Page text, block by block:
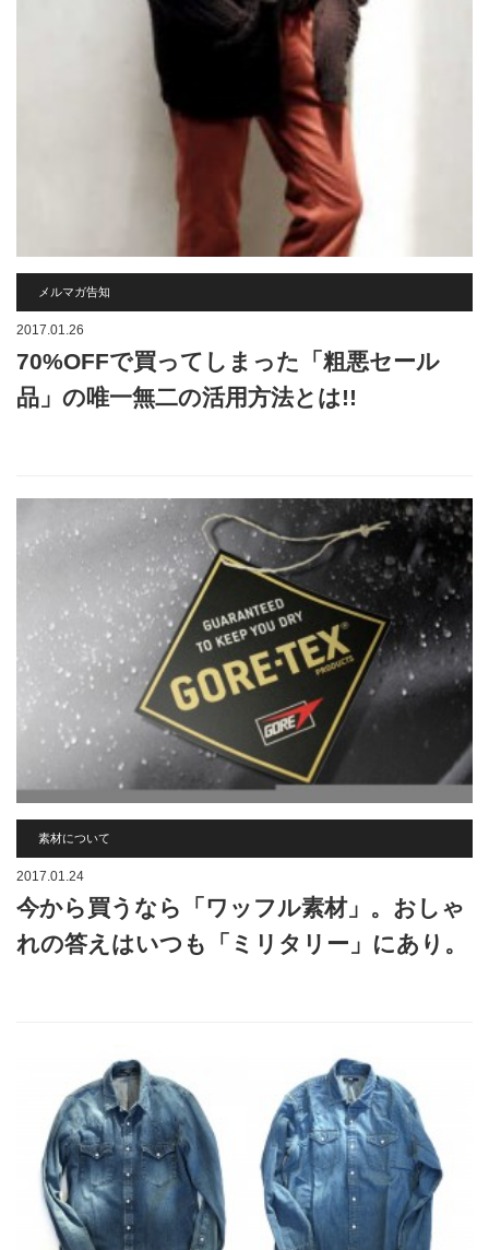
メルマガ告知
2017.01.26
70%OFFで買ってしまった「粗悪セール
品」の唯一無二の活用方法とは!!
素材について
2017.01.24
今から買うなら「ワッフル素材」。おしゃ
れの答えはいつも「ミリタリー」にあり。